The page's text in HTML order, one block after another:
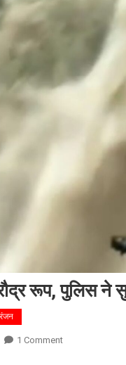
रूप, पुलिस ने
1 CommentOn